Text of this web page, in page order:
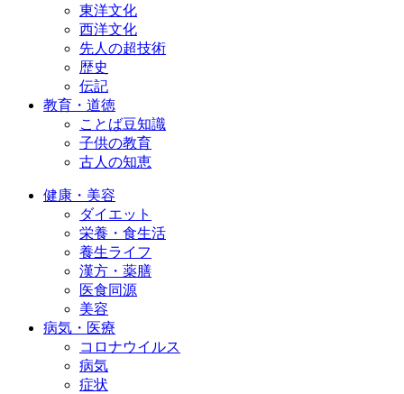
東洋文化
西洋文化
先人の超技術
歴史
伝記
教育・道徳
ことば豆知識
子供の教育
古人の知恵
健康・美容
ダイエット
栄養・食生活
養生ライフ
漢方・薬膳
医食同源
美容
病気・医療
コロナウイルス
病気
症状